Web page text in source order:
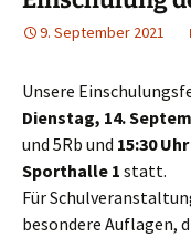
9. September 2021
Unsere
Dienstag, 14.
und 5Rb und 15:30 Uhr
Sporthalle 1 statt.
Für
besondere Auflagen,